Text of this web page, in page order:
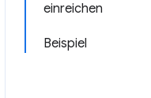
einreichen
Beispiel